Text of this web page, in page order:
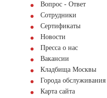
Вопрос - Ответ
Сотрудники
Сертификаты
Новости
Пресса о нас
Вакансии
Кладбища Москвы
Города обслуживания
Карта сайта